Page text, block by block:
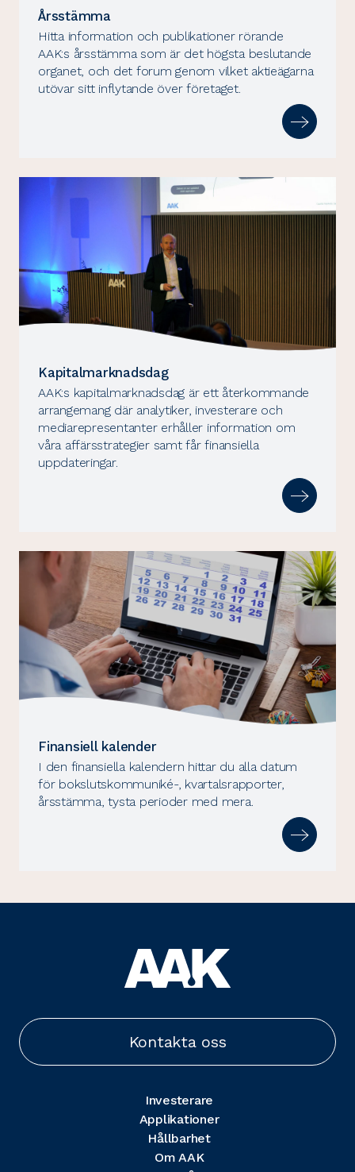
Årsstämma
Hitta information och publikationer rörande
AAK:s årsstämma som är det högsta beslutande
organet, och det forum genom vilket aktieägarna
utövar sitt inflytande över företaget.
Kapitalmarknadsdag
AAK:s kapitalmarknadsdag är ett återkommande
arrangemang där analytiker, investerare och
mediarepresentanter erhåller information om
våra affärsstrategier samt får finansiella
uppdateringar.
Finansiell kalender
I den finansiella kalendern hittar du alla datum
för bokslutskommuniké-, kvartalsrapporter,
årsstämma, tysta perioder med mera.
Kontakta oss
Investerare
Applikationer
Hållbarhet
Om AAK